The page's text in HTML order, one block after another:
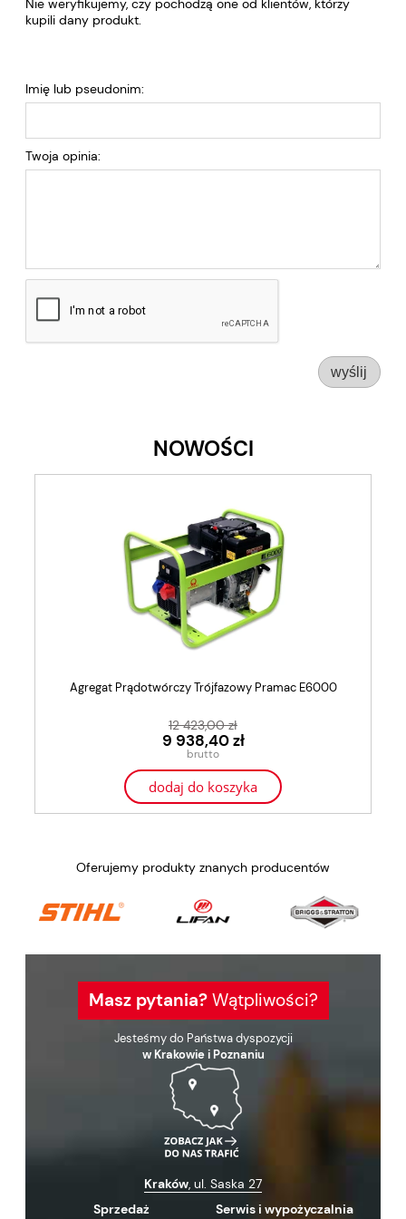
Nie weryfikujemy, czy pochodzą one od klientów, którzy
kupili dany produkt.
Imię lub pseudonim:
Twoja opinia:
wyślij
NOWOŚCI
Agregat Prądotwórczy Trójfazowy Pramac E6000
12 423,00 zł
9 938,40 zł
dodaj do koszyka
Oferujemy produkty znanych producentów
Masz pytania?Wątpliwości?
Jesteśmy do Państwa dyspozycji
w Krakowie i Poznaniu
Kraków, ul. Saska 27
Sprzedaż
Serwis i wypożyczalnia